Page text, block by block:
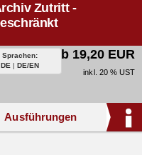
Zutritt -
Sprachen:
DE | DE/EN
ab 19,20 EUR
inkl. 20 % UST
Ausführungen